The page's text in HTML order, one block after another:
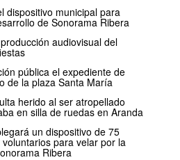
dispositivo municipal para
de Sonorama Ribera
audiovisual del
pública el expediente de
de la plaza Santa María
herido al ser atropellado
en silla de ruedas en Aranda
un dispositivo de 75
para velar por la
Ribera